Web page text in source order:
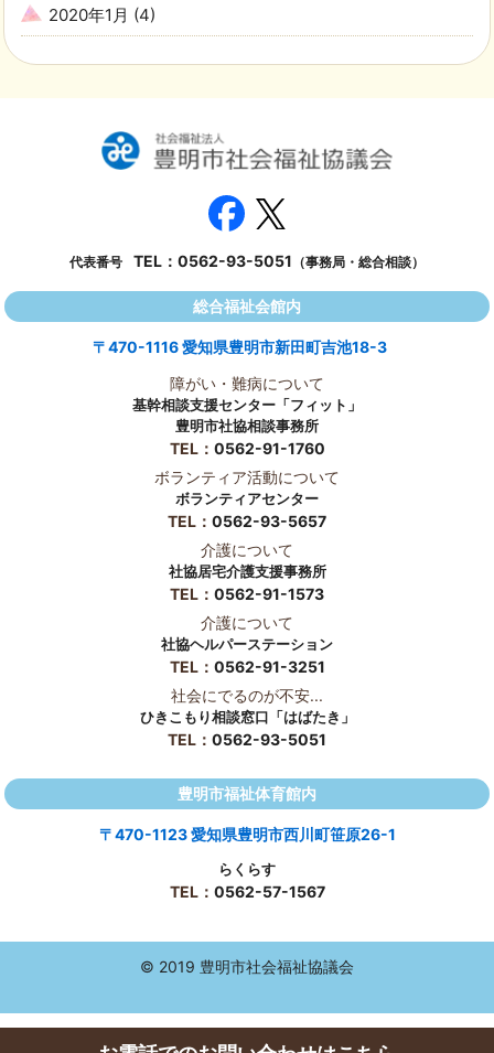
2020年1月 (4)
代表番号 TEL： 0562-93-5051 （事務局・総合相談）
総合福祉会館内
〒470-1116 愛知県豊明市新田町吉池18-3
障がい・難病について
基幹相談支援センター「フィット」
豊明市社協相談事務所
TEL： 0562-91-1760
ボランティア活動について
ボランティアセンター
TEL： 0562-93-5657
介護について
社協居宅介護支援事務所
TEL： 0562-91-1573
介護について
社協ヘルパーステーション
TEL： 0562-91-3251
社会にでるのが不安...
ひきこもり相談窓口「はばたき」
TEL： 0562-93-5051
豊明市福祉体育館内
〒470-1123 愛知県豊明市西川町笹原26-1
らくらす
TEL： 0562-57-1567
© 2019 豊明市社会福祉協議会